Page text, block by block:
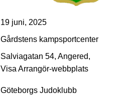
19 juni, 2025
Gårdstens kampsportcenter
Salviagatan 54, Angered,
Göteborgs Judoklubb
Visa Arrangör-webbplats